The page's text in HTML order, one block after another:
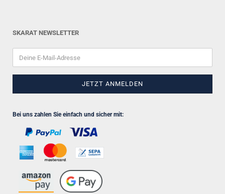
SKARAT NEWSLETTER
Bei uns zahlen Sie einfach und sicher mit: